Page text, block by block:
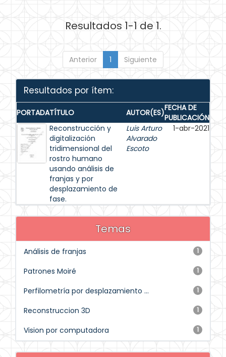
Resultados 1-1 de 1.
Anterior 1 Siguiente
Resultados por ítem:
PORTADATÍTULO AUTOR(ES)FECHA DE
PUBLICACIÓN
Reconstrucción y
digitalización
tridimensional del
rostro humano
usando análisis de
franjas y por
desplazamiento de
fase.
Luis Arturo
Alvarado
Escoto
1-abr-2021
Temas
1
Análisis de franjas
1
Patrones Moiré
1
Perfilometría por desplazamiento ...
1
Reconstruccion 3D
1
Vision por computadora